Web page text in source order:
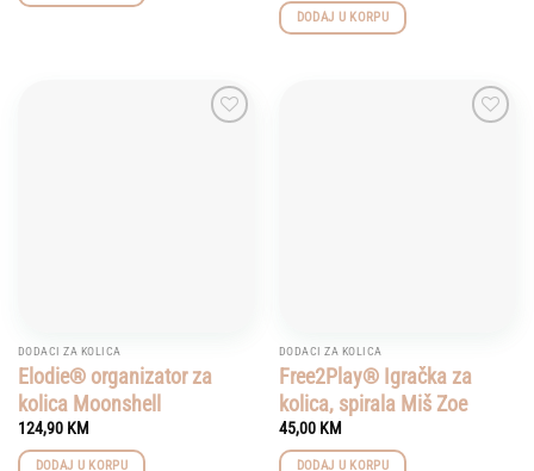
DODAJ U KORPU
DODACI ZA KOLICA
Elodie® organizator za
kolica Moonshell
124,90 KM
DODAJ U KORPU
DODACI ZA KOLICA
Free2Play® Igračka za
kolica, spirala Miš Zoe
45,00 KM
DODAJ U KORPU